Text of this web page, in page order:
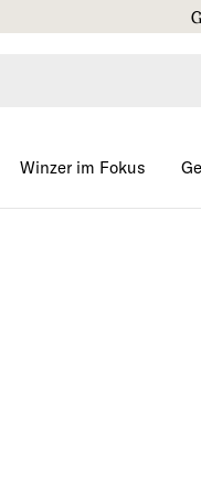
Weinhandelshaus
Winzer im Fokus